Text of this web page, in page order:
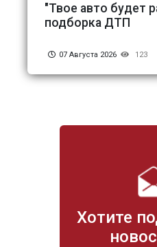
Хотите
"Твое авто будет
подборка ДТП
07 Августа 2026 123